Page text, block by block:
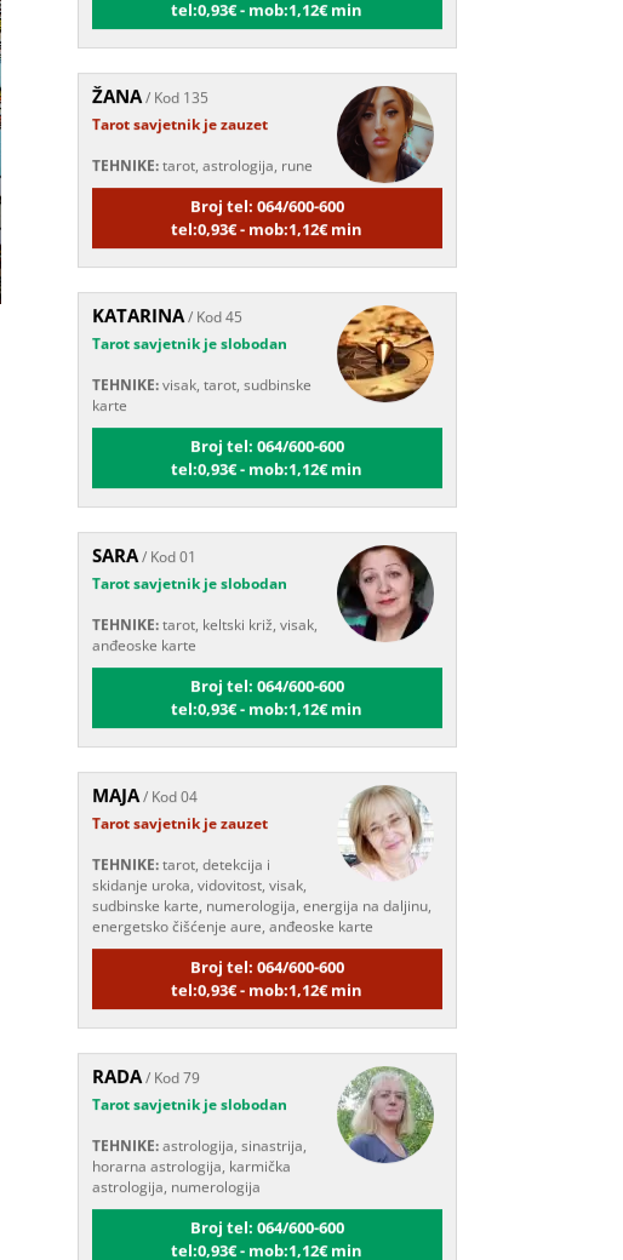
ŽANA/ Kod 135
Tarot savjetnik je zauzet
TEHNIKE:tarot, astrologija, rune
Broj tel: 064/600-600
tel:0,93€ - mob:1,12€ min
KATARINA/ Kod 45
Tarot savjetnik je slobodan
TEHNIKE:visak, tarot, sudbinske
karte
tel:0,93€ - mob:1,12€ min
SARA/ Kod 01
Tarot savjetnik je slobodan
TEHNIKE:tarot, keltski križ, visak,
anđeoske karte
Broj tel: 064/600-600
tel:0,93€ - mob:1,12€ min
MAJA/ Kod 04
Tarot savjetnik je zauzet
TEHNIKE:tarot, detekcija i
skidanje uroka, vidovitost, visak,
sudbinske karte, numerologija, energija na daljinu,
energetsko čišćenje aure, anđeoske karte
Broj tel: 064/600-600
tel:0,93€ - mob:1,12€ min
RADA/ Kod 79
Tarot savjetnik je slobodan
TEHNIKE:astrologija, sinastrija,
horarna astrologija, karmička
astrologija, numerologija
Broj tel: 064/600-600
tel:0,93€ - mob:1,12€ min